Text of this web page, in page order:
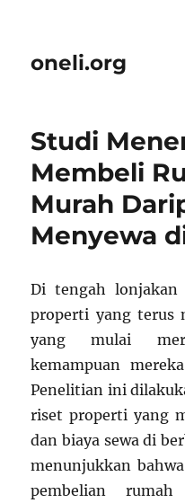
oneli.org
Studi
Membeli
Murah
Menyewa
Di tengah lonjakan
properti yang terus
yang mulai
kemampuan
Penelitian ini
riset properti yang
dan biaya sewa di
menunjukkan
pembelian